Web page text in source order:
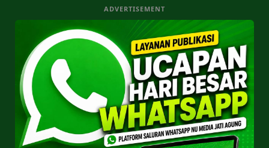
ADVERTISEMENT